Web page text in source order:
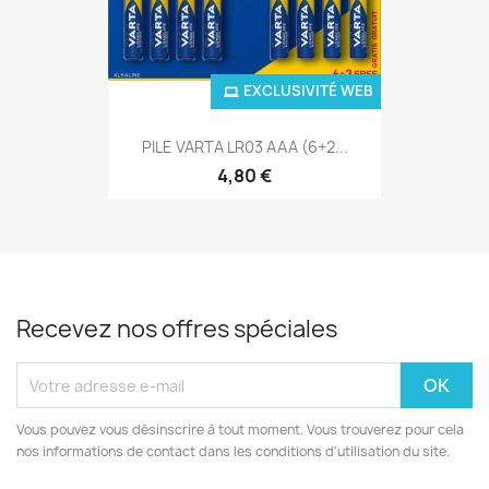
PILE VARTA LR03 AAA (6+2...
4,80 €
EXCLUSIVITÉ WEB
Recevez nos offres spéciales
Vous pouvez vous désinscrire à tout moment. Vous trouverez pour cela
nos informations de contact dans les conditions d'utilisation du site.